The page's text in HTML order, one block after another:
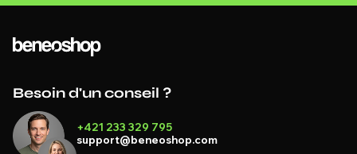
Besoin d'un conseil ?
+421 233 329 795
support@beneoshop.com